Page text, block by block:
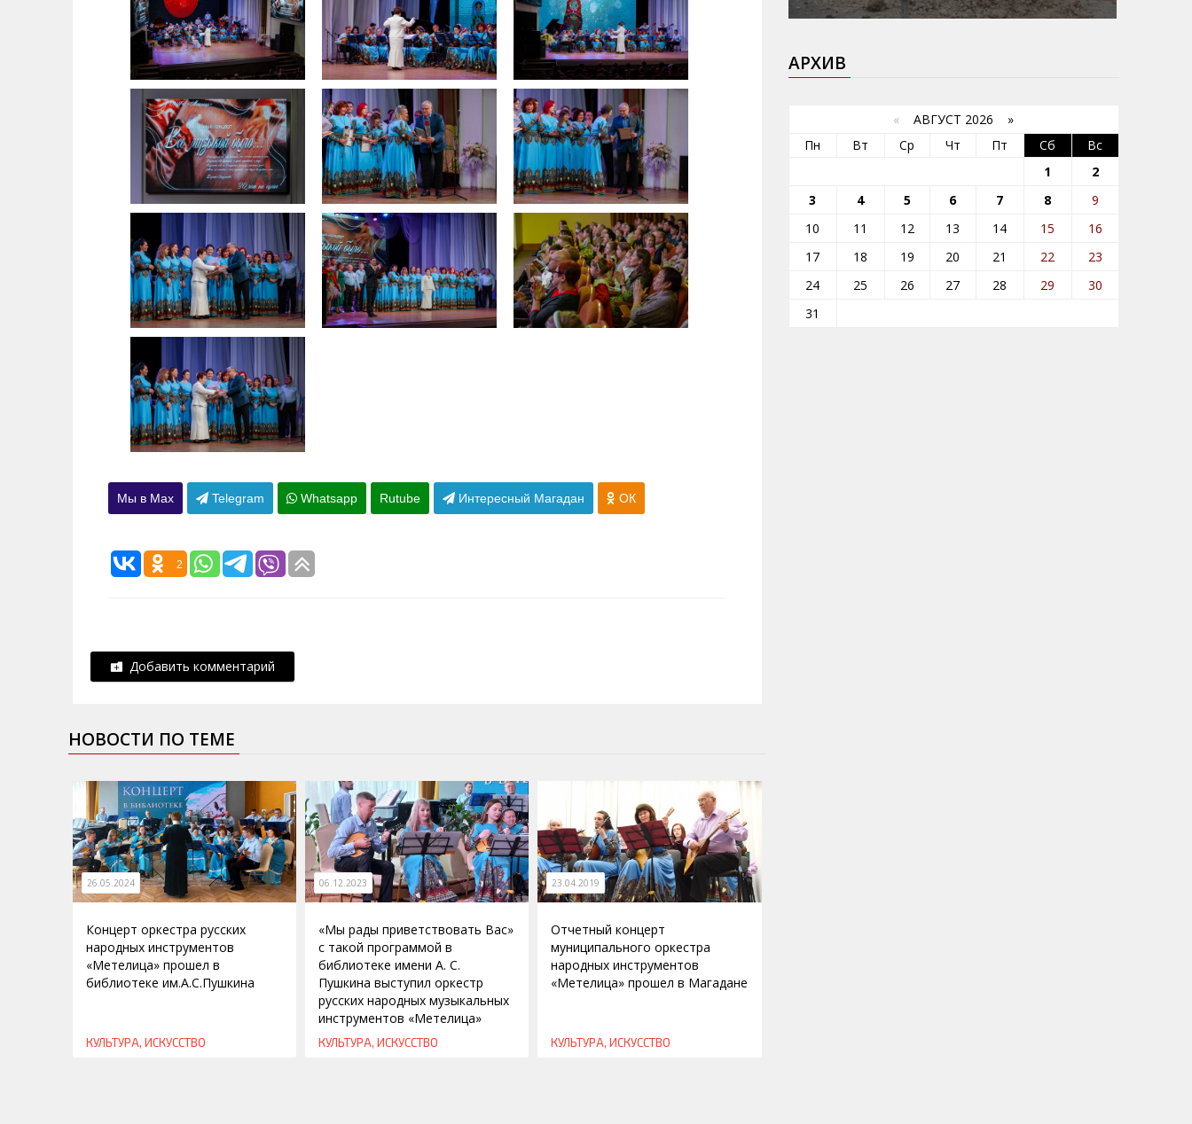
Мы в Max Telegram Whatsapp Rutube Интересный Магадан ОК
2
Добавить комментарий
НОВОСТИ ПО ТЕМЕ
26.05.2024
Концерт оркестра русских
народных инструментов
«Метелица» прошел в
библиотеке им.А.С.Пушкина
КУЛЬТУРА, ИСКУССТВО
06.12.2023
«Мы рады приветствовать Вас»
с такой программой в
библиотеке имени А. С.
Пушкина выступил оркестр
русских народных музыкальных
инструментов «Метелица»
КУЛЬТУРА, ИСКУССТВО
23.04.2019
Отчетный концерт
муниципального оркестра
народных инструментов
«Метелица» прошел в Магадане
КУЛЬТУРА, ИСКУССТВО
АРХИВ
« АВГУСТ 2026 »
Пн
Вт Ср Чт Пт Сб
Вс
1
2
3
4 5 6 7 8
9
10
11 12 13 14 15
16
17
18 19 20 21 22
23
24
25 26 27 28 29
30
31